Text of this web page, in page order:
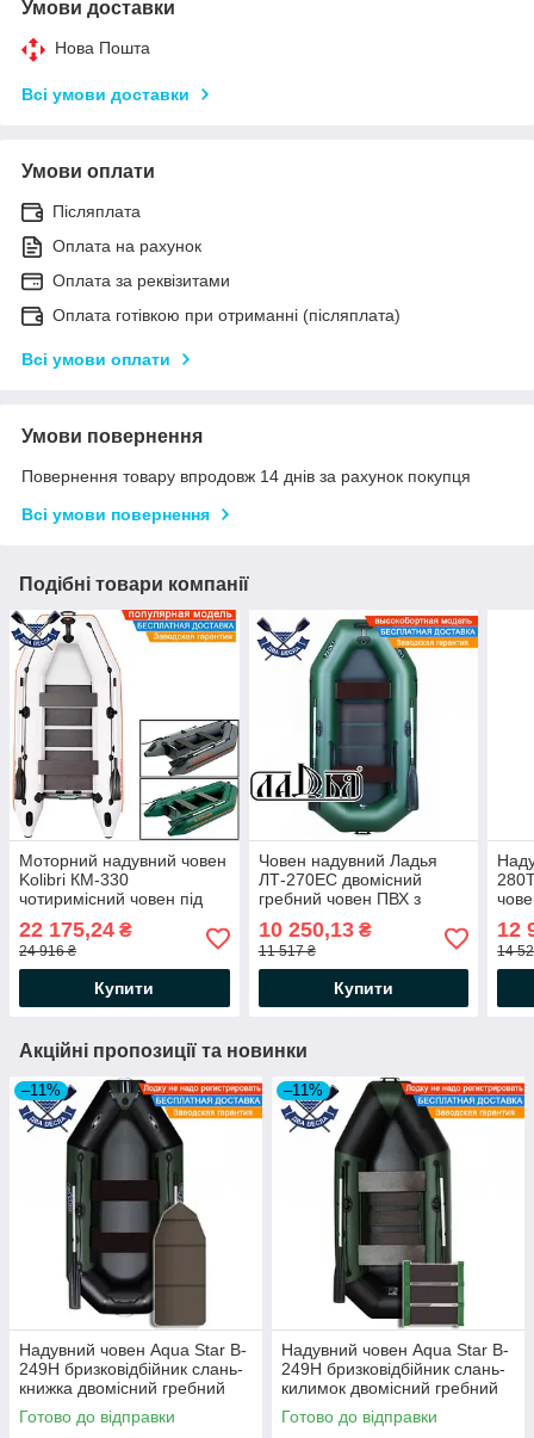
Умови доставки
Нова Пошта
Всі умови доставки
Умови оплати
Післяплата
Оплата на рахунок
Оплата за реквізитами
Оплата готівкою при отриманні (післяплата)
Всі умови оплати
Умови повернення
Повернення товару впродовж 14 днів за рахунок покупця
Всі умови повернення
Подібні товари компанії
Моторний надувний човен
Kolibri КМ-330
чотиримісний човен під
слань-килимком, балон 42
22 175,24 ₴
24 916 ₴
Купити
Човен надувний Ладья
ЛТ-270ЕС двомісний
гребний човен ПВХ з
сидінням
10 250,13₴
11 517 ₴
Купити
12
14
Акційні пропозиції та новинки
–11%
Надувний човен Aqua Star B-
249Н бризковідбійник слань-
книжка двомісний гребний
човен АкваСтар + комплект д/
якоря на носі, балон 35
Готово до відправки
–11%
Надувний човен Aqua Star B-
249Н бризковідбійник слань-
килимок двомісний гребний
човен АкваСтар +комплект д/
якоря на носі, балон 35
Готово до відправки